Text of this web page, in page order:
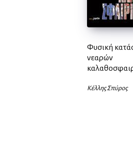
Φυσική
νεαρών
Κέλλης Σπύρος